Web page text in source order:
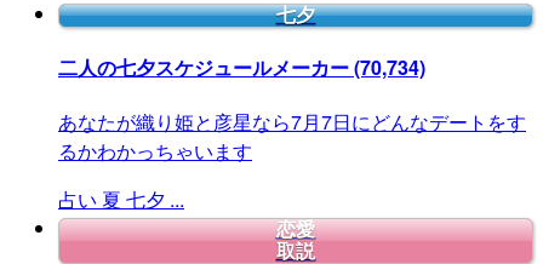
七夕
二人の七夕スケジュールメーカー(70,734)
あなたが織り姫と彦星なら7月7日にどんなデートをす
るかわかっちゃいます
占い 夏 七夕 ...
恋愛
取説